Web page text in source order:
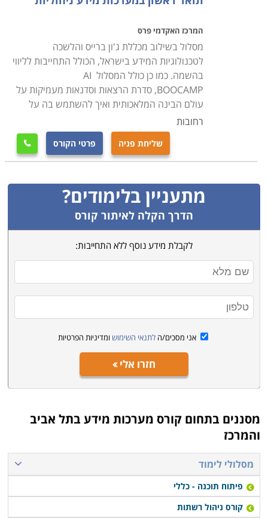
סניף רמת גן
השתדלנו לאסוף עבורכם את מיטב תכניות הלימודים, ואנחנו
מקווים שהצלחנו בכך, אך אם בכל אופן לא מצאתם בדיוק
את קורס מערכות מידע בתל אביב והמרכז, אנו מזמינים
אתכם להתקשר ליועצות הלימודים המיומנות שלנו, שינסו
לאתר עבורכם עוד הזדמנויות אטרקטיביות שיתאימו
לצרכיכם.
המרכז האקדמי פרס
מסלול בשילוב מכללת ג'ון ברייס והלשכה
לטכנולוגיות המידע בישראל, הכולל התחייבות לליווי
בהשמה. כמו כן כולל המסלול AI
BOOCAMP, סדרת הרצאות וסדנאות מעמיקות על
עולם הבינה המלאכותית ואיך להשתמש בה על
רחובות
שליחת פניה פרטי הקורס 
מתעניין בלימודים?
הדרך הקלה לאיתור קורס
לקבלת מידע נוסף ללא התחייבות:
אני מסכים/ה לתנאי השימוש ומדיניות הפרטיות
חזרו אלי
מסננים בתחום קורס מערכות מידע בתל אביב
והמרכז
מסלולי לימוד
פיתוח תוכנה - כללי
קורס ניהול רשתות